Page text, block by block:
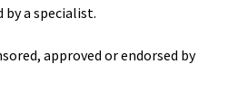
by a specialist.
approved or endorsed by